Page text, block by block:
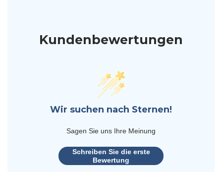
Kundenbewertungen
Wir suchen nach Sternen!
Sagen Sie uns Ihre Meinung
Schreiben Sie die erste
Bewertung